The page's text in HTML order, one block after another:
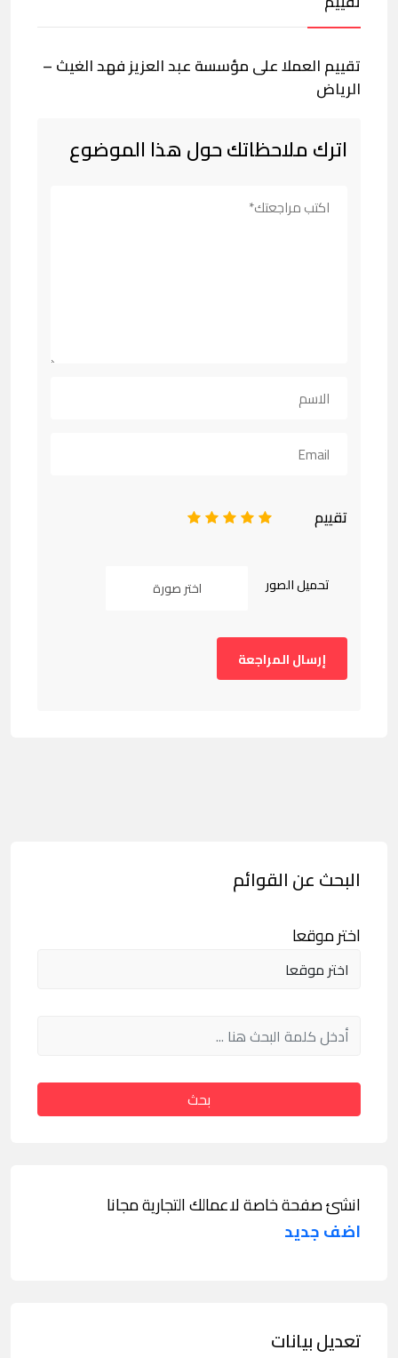
تقييم العملا على مؤسسة عبد العزيز فهد الغيث –
الرياض
اترك ملاحظاتك حول هذا الموضوع
تقييم 5
4
3
2
تحميل الصور اختر صورة
البحث عن القوائم
اختر موقعا
بحث
انشئ صفحة خاصة لاعمالك التجارية مجانا
اضف جديد
تعديل بيانات